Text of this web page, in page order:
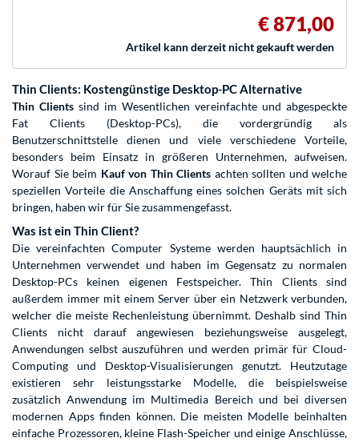
€ 871,00
Artikel kann derzeit nicht gekauft werden
Thin Clients: Kostengünstige Desktop-PC Alternative
Thin Clients sind im Wesentlichen vereinfachte und abgespeckte
Fat Clients (Desktop-PCs), die vordergründig als
Benutzerschnittstelle dienen und viele verschiedene Vorteile,
besonders beim Einsatz in größeren Unternehmen, aufweisen.
Worauf Sie beim Kauf von Thin Clients achten sollten und welche
speziellen Vorteile die Anschaffung eines solchen Geräts mit sich
bringen, haben wir für Sie zusammengefasst.
Was ist ein Thin Client?
Die vereinfachten Computer Systeme werden hauptsächlich in
Unternehmen verwendet und haben im Gegensatz zu normalen
Desktop-PCs keinen eigenen Festspeicher. Thin Clients sind
außerdem immer mit einem Server über ein Netzwerk verbunden,
welcher die meiste Rechenleistung übernimmt. Deshalb sind Thin
Clients nicht darauf angewiesen beziehungsweise ausgelegt,
Anwendungen selbst auszuführen und werden primär für Cloud-
Computing und Desktop-Visualisierungen genutzt. Heutzutage
existieren sehr leistungsstarke Modelle, die beispielsweise
zusätzlich Anwendung im Multimedia Bereich und bei diversen
modernen Apps finden können. Die meisten Modelle beinhalten
einfache Prozessoren, kleine Flash-Speicher und einige Anschlüsse,